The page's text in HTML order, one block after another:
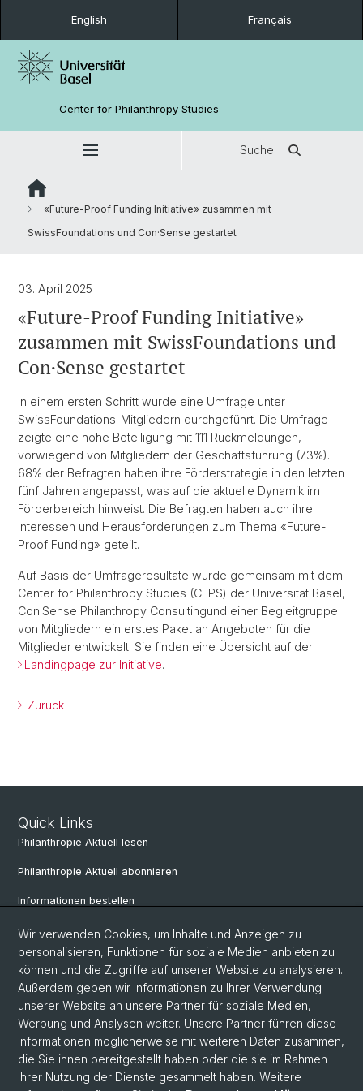
English Français
Center for Philanthropy Studies
Suche
«Future-Proof Funding Initiative» zusammen mit
SwissFoundations und Con·Sense gestartet
03. April 2025
«Future-Proof Funding Initiative»
zusammen mit SwissFoundations und
Con·Sense gestartet
In einem ersten Schritt wurde eine Umfrage unter
SwissFoundations-Mitgliedern durchgeführt. Die Umfrage
zeigte eine hohe Beteiligung mit 111 Rückmeldungen,
vorwiegend von Mitgliedern der Geschäftsführung (73%).
68% der Befragten haben ihre Förderstrategie in den letzten
fünf Jahren angepasst, was auf die aktuelle Dynamik im
Förderbereich hinweist. Die Befragten haben auch ihre
Interessen und Herausforderungen zum Thema «Future-
Proof Funding» geteilt.
Auf Basis der Umfrageresultate wurde gemeinsam mit dem
Center for Philanthropy Studies (CEPS) der Universität Basel,
Con·Sense Philanthropy Consultingund einer Begleitgruppe
von Mitgliedern ein erstes Paket an Angeboten für die
Mitglieder entwickelt. Sie finden eine Übersicht auf der
Landingpage zur Initiative.
Zurück
Quick Links
Philanthropie Aktuell lesen
Philanthropie Aktuell abonnieren
Informationen bestellen
Weiterbildungskalender
Anmelden für Weiterbildung
Social Media
LinkedIn
Wir verwenden Cookies, um Inhalte und Anzeigen zu
personalisieren, Funktionen für soziale Medien anbieten zu
können und die Zugriffe auf unserer Website zu analysieren.
Außerdem geben wir Informationen zu Ihrer Verwendung
unserer Website an unsere Partner für soziale Medien,
Werbung und Analysen weiter. Unsere Partner führen diese
Informationen möglicherweise mit weiteren Daten zusammen,
die Sie ihnen bereitgestellt haben oder die sie im Rahmen
Ihrer Nutzung der Dienste gesammelt haben. Weitere